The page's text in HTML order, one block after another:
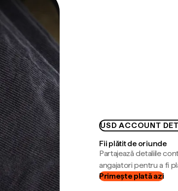
USD ACCOUNT
Fii plătit de oriunde
Partajează detaliile
angajatori pentru a fi
Primește plată azi